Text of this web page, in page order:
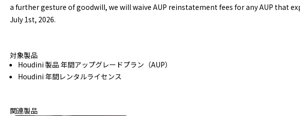
a further gesture of goodwill, we will waive AUP reinstatement fees for any AUP that
July 1st, 2026.
対象製品
Houdini 製品 年間アップグレードプラン（AUP）
Houdini 年間レンタルライセンス
関連製品